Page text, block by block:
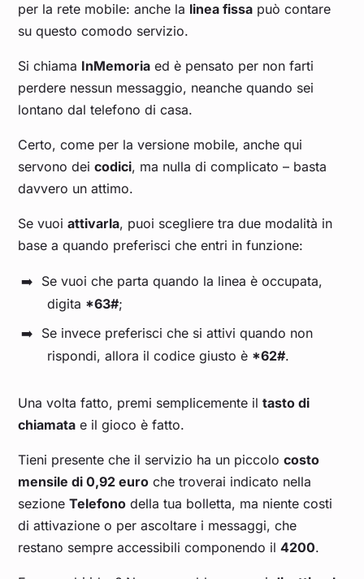
per la rete mobile: anche la linea fissa può contare
su questo comodo servizio.
Si chiama InMemoria ed è pensato per non farti
perdere nessun messaggio, neanche quando sei
lontano dal telefono di casa.
Certo, come per la versione mobile, anche qui
servono deicodici, ma nulla di complicato – basta
davvero un attimo.
Se vuoiattivarla, puoi scegliere tra due modalità in
base a quando preferisci che entri in funzione:
Se vuoi che parta quando la linea è occupata,
digita *63#;
Se invece preferisci che si attivi quando non
rispondi, allora il codice giusto è *62#.
Una volta fatto, premi semplicemente iltasto di
chiamata e il gioco è fatto.
Tieni presente che il servizio ha un piccolocosto
mensile di 0,92 euro che troverai indicato nella
sezioneTelefono della tua bolletta, ma niente costi
di attivazione o per ascoltare i messaggi, che
restano sempre accessibili componendo il4200.